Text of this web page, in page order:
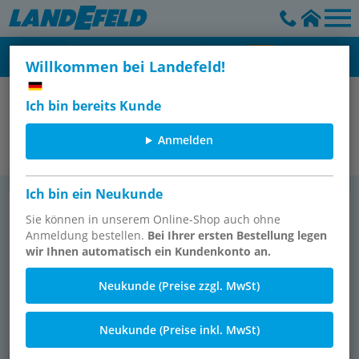
Willkommen bei Landefeld!
Ich bin bereits Kunde
Anmelden
Ich bin ein Neukunde
Sie können in unserem Online-Shop auch ohne
Anmeldung bestellen. Bei Ihrer ersten Bestellung legen
wir Ihnen automatisch ein Kundenkonto an.
Neukunde (Preise zzgl. MwSt)
Neukunde (Preise inkl. MwSt)
Aufbereitung
Druckluftaufbereitung
nen­ten TOPSELLER
111 Ar­ti­kel